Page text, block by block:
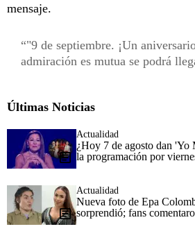
mensaje.
"9 de septiembre. ¡Un
admiración es mutua se podrá
Últimas Noticias
Actualidad
¿Hoy 7 de agosto dan 'Yo
la programación por
Actualidad
Nueva foto de Epa
sorprendió; fans